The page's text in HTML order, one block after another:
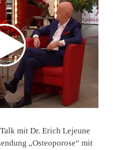
mit Dr. Erich Lejeune
„Osteoporose“ mit